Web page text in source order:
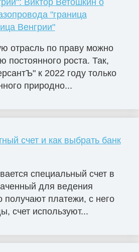
Виктор Ветошкин о
"граница
Венгрии"
отрасль по праву можно
постоянного роста. Так,
к 2022 году только
природно...
счет и как выбрать банк
специальный счет в
для ведения
получают платежи, с него
счет используют...